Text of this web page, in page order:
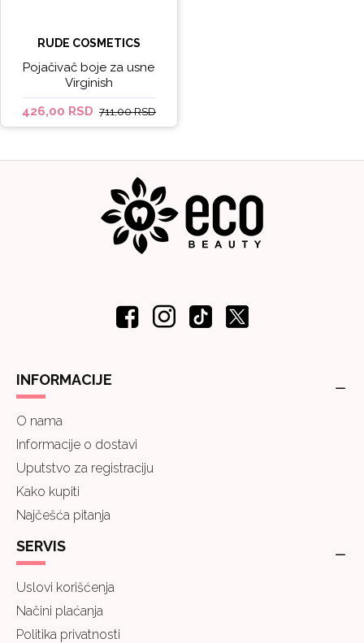
RUDE COSMETICS
Pojačivač boje za usne
Virginish
426,00 RSD 711,00 RSD
INFORMACIJE
O nama
Informacije o dostavi
Uputstvo za registraciju
Kako kupiti
Najčešća pitanja
SERVIS
Uslovi korišćenja
Načini plaćanja
Politika privatnosti